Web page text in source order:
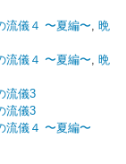
流儀４ 〜夏編〜, 晩
流儀４ 〜夏編〜, 晩
流儀3
流儀3
流儀４ 〜夏編〜